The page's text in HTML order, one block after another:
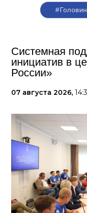
#Головин
Системная
инициатив в
России»
07 августа 2026,